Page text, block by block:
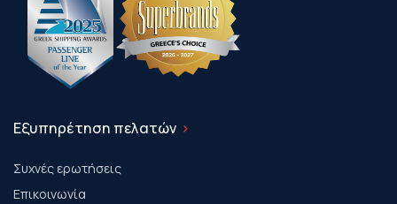
Εξυπηρέτηση πελατών
Συχνές ερωτήσεις
Επικοινωνία